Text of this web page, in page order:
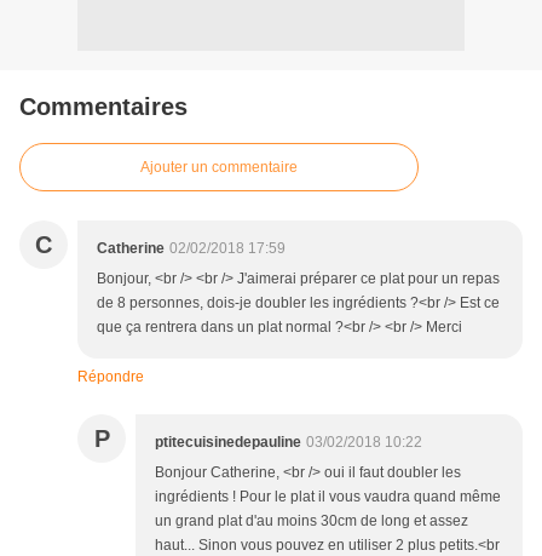
Commentaires
Ajouter un commentaire
C Catherine 02/02/2018 17:59
Bonjour, <br /> <br /> J'aimerai préparer ce plat pour un repas
de 8 personnes, dois-je doubler les ingrédients ?<br /> Est ce
que ça rentrera dans un plat normal ?<br /> <br /> Merci
Répondre
P ptitecuisinedepauline 03/02/2018 10:22
Bonjour Catherine, <br /> oui il faut doubler les
ingrédients ! Pour le plat il vous vaudra quand même
un grand plat d'au moins 30cm de long et assez
haut... Sinon vous pouvez en utiliser 2 plus petits.<br